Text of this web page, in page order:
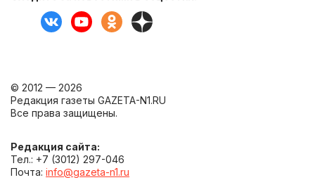
© 2012 — 2026
Редакция газеты GAZETA-N1.RU
Все права защищены.
Редакция сайта:
Тел.: +7 (3012) 297-046
Почта: info@gazeta-n1.ru